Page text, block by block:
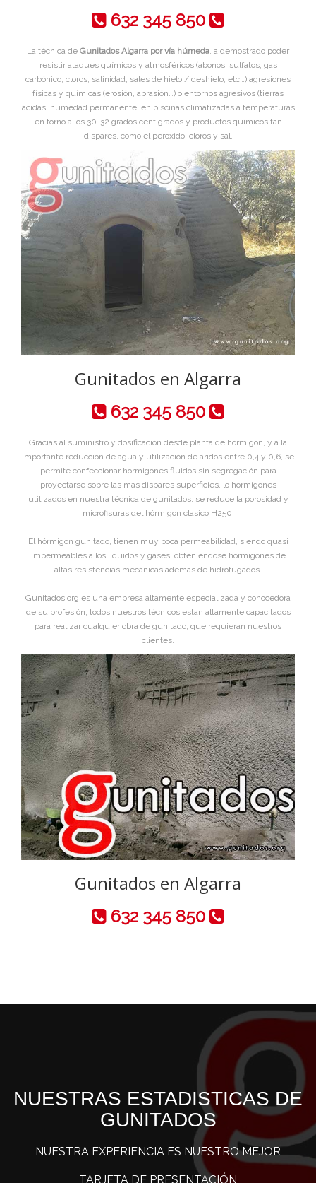
632 345 850
La técnica de Gunitados Algarra por vía húmeda, a demostrado poder
resistir ataques químicos y atmosféricos (abonos, sulfatos, gas
carbónico, cloros, salinidad, sales de hielo / deshielo, etc…) agresiones
físicas y químicas (erosión, abrasión…) o entornos agresivos (tierras
ácidas, humedad permanente, en piscinas climatizadas a temperaturas
en torno a los 30-32 grados centigrados y productos químicos tan
dispares, como el peroxido, cloros y sal.
Gunitados en Algarra
632 345 850
Gracias al suministro y dosificación desde planta de hórmigon, y a la
importante reducción de agua y utilización de aridos entre 0,4 y 0,6, se
permite confeccionar hormigones fluidos sin segregación para
proyectarse sobre las mas dispares superficies, lo hormigones
utilizados en nuestra técnica de gunitados, se reduce la porosidad y
microfisuras del hórmigon clasico H250.
El hórmigon gunitado, tienen muy poca permeabilidad, siendo quasi
impermeables a los líquidos y gases, obteniéndose hormigones de
altas resistencias mecánicas ademas de hidrofugados.
Gunitados.org es una empresa altamente especializada y conocedora
de su profesión, todos nuestros técnicos estan altamente capacitados
para realizar cualquier obra de gunitado, que requieran nuestros
clientes.
Gunitados en Algarra
632 345 850
NUESTRAS ESTADISTICAS DE
GUNITADOS
NUESTRA EXPERIENCIA ES NUESTRO MEJOR
TARJETA DE PRESENTACIÓN